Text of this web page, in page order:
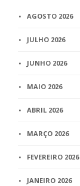
AGOSTO 2026
JULHO 2026
JUNHO 2026
MAIO 2026
ABRIL 2026
MARÇO 2026
FEVEREIRO 2026
JANEIRO 2026